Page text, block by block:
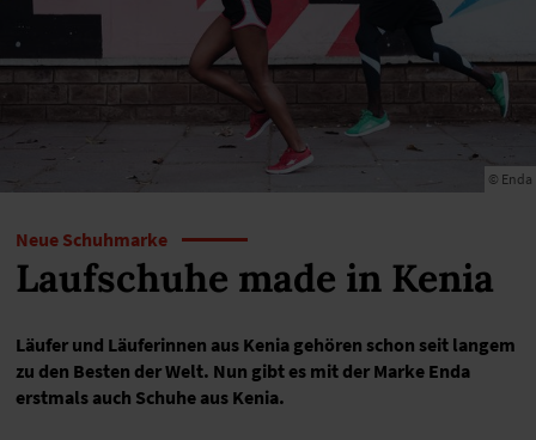
© Enda
Neue Schuhmarke
Laufschuhe made in Kenia
Läufer und Läuferinnen aus Kenia gehören schon seit langem
zu den Besten der Welt. Nun gibt es mit der Marke Enda
erstmals auch Schuhe aus Kenia.